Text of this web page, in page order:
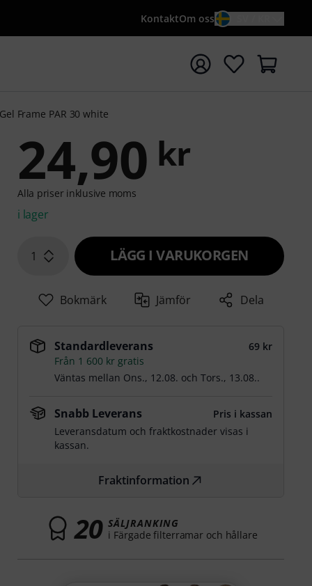
KontaktOm oss
sökningen med söktermen {searchTerm}
Gel Frame PAR 30 white
24,90 kr
Alla priser inklusive moms
i lager
1 LÄGG I VARUKORGEN
Bokmärk Jämför Dela
Standardleverans
69 kr
Från 1 600 kr gratis
Väntas mellan Ons., 12.08. ochTors., 13.08..
Snabb Leverans
Pris i kassan
Leveransdatum och fraktkostnader visas i
kassan.
Fraktinformation
20 SÄLJRANKING
i Färgade filterramar och hållare